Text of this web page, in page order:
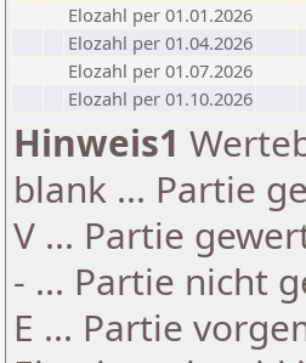
Elozahl per 01.01.2026
Elozahl per 01.04.2026
Elozahl per 01.07.2026
Elozahl per 01.10.2026
Hinweis1
blank ... Partie
V ... Partie
- ... Partie nicht
E ... Partie